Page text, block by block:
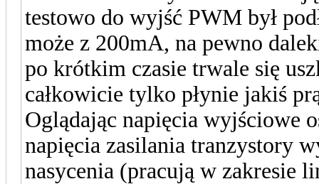
testowo do wyjść PWM był
może z 200mA, na pewno
po krótkim czasie trwale się
całkowicie tylko płynie jakiś
Oglądając napięcia wyjściowe
napięcia zasilania tranzystory
nasycenia (pracują w zakresie